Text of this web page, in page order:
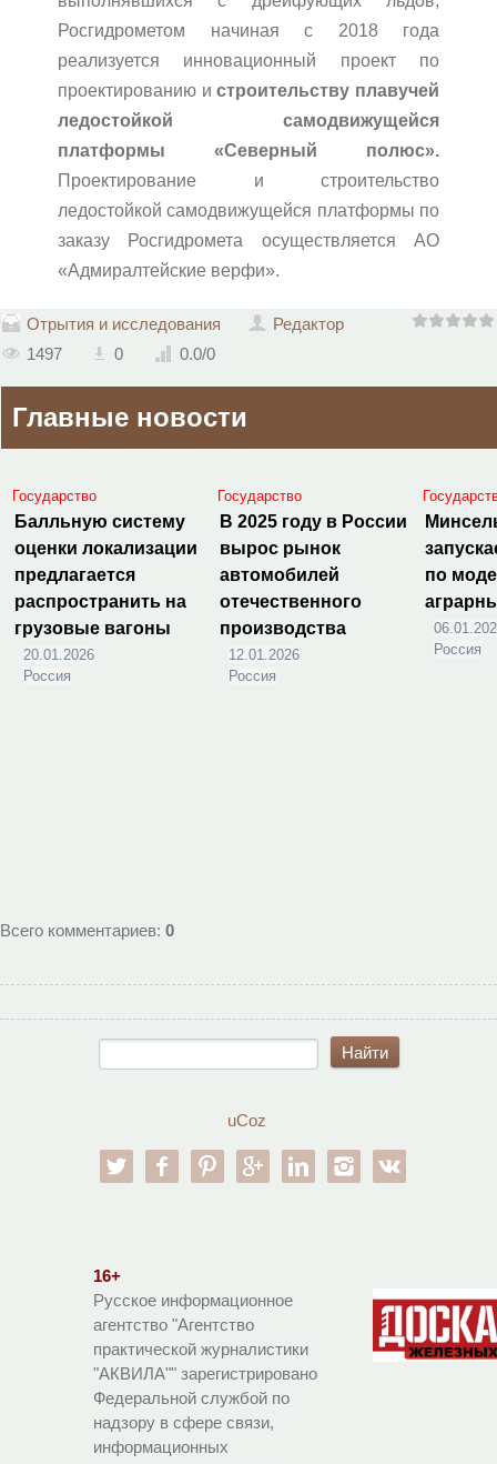
Росгидрометом начиная с 2018 года
реализуется инновационный проект по
проектированию истроительству плавучей
ледостойкой самодвижущейся
платформы «Северный полюс».
Проектирование и строительство
ледостойкой самодвижущейся платформы по
заказу Росгидромета осуществляется АО
«Адмиралтейские верфи».
Отрытия и исследования
Редактор
1497
0 0.0/0
Главные новости
Государство
Балльную систему
оценки локализации
предлагается
распространить на
грузовые вагоны
20.01.2026
Россия
Государство
В 2025 году в России
вырос рынок
автомобилей
отечественного
производства
12.01.2026
Россия
по
Россия
Всего комментариев: 0
uCoz
twitter facebookpinterestgoogle-pllinkedin instagram
16+
Русское информационное
агентство "Агентство
практической журналистики
"АКВИЛА"" зарегистрировано
Федеральной службой по
надзору в сфере связи,
информационных